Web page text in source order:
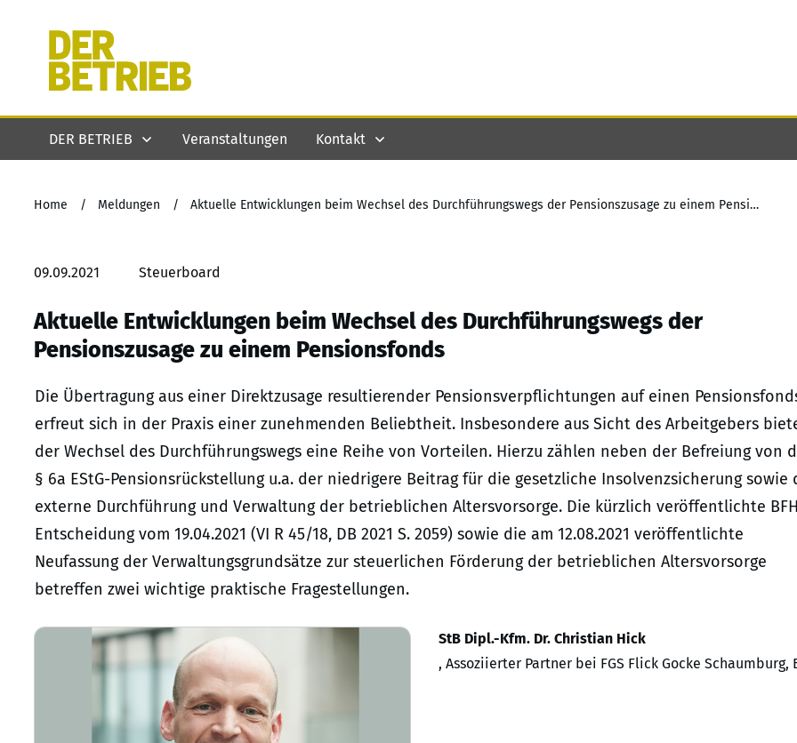
DER BETRIEB Veranstaltungen Kontakt
Home / Meldungen / Aktuelle Entwicklungen beim Wechsel des Durchführungswegs der Pensionszusage zu einem Pensionsfonds
09.09.2021 Steuerboard
Aktuelle Entwicklungen beim Wechsel des Durchführungswegs der
Pensionszusage zu einem Pensionsfonds
Die Übertragung aus einer Direktzusage resultierender Pensionsverpflichtungen auf einen
erfreut sich in der Praxis einer zunehmenden Beliebtheit. Insbesondere aus Sicht des Arbeitgebers
der Wechsel des Durchführungswegs eine Reihe von Vorteilen. Hierzu zählen neben der Befreiung von
§ 6a EStG-Pensionsrückstellung u.a. der niedrigere Beitrag für die gesetzliche Insolvenzsicherung sowie
externe Durchführung und Verwaltung der betrieblichen Altersvorsorge. Die kürzlich veröffentlichte
Entscheidung vom 19.04.2021 (VI R 45/18, DB 2021 S. 2059) sowie die am 12.08.2021 veröffentlichte
Neufassung der Verwaltungsgrundsätze zur steuerlichen Förderung der betrieblichen Altersvorsorge
betreffen zwei wichtige praktische Fragestellungen.
StB Dipl.-Kfm. Dr. Christian Hick
, Assoziierter Partner bei FGS Flick Gocke Schaumburg,